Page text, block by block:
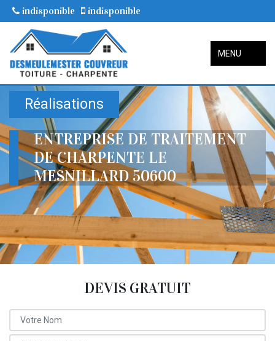
indisponible indisponible
MENU
Réalisations
ENTREPRISE DE TRAITEMENT
DE CHARPENTE LE
MESNILLARD 50600
DEVIS GRATUIT